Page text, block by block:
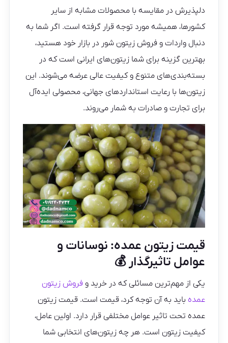
دلپذیرش در مقایسه با محصولات مشابه از سایر
کشورها، همیشه مورد توجه قرار گرفته است. اگر شما به
دنبال واردات و فروش زیتون شور در بازار خود هستید،
بهترین گزینه برای شما زیتون‌های ایرانی است که در
بسته‌بندی‌های متنوع و کیفیت عالی عرضه می‌شوند. این
زیتون‌ها با رعایت استانداردهای جهانی، محصولی ایده‌آل
برای تجارت و صادرات به شمار می‌روند.
قیمت زیتون عمده: نوسانات و
عوامل تاثیرگذار 💰
یکی از مهم‌ترین مسائلی که در خرید وفروش زیتون
عمده باید به آن توجه کرد، قیمت است. قیمت زیتون
عمده تحت تاثیر عوامل مختلفی قرار دارد. اولین عامل،
کیفیت زیتون است. هر چه زیتون‌های انتخابی شما